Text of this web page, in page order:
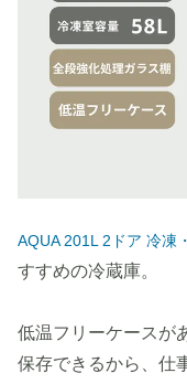
AQUA 201L 2ドア 冷凍
すすめの冷蔵庫。
低温フリーケースが
保存できるから、仕